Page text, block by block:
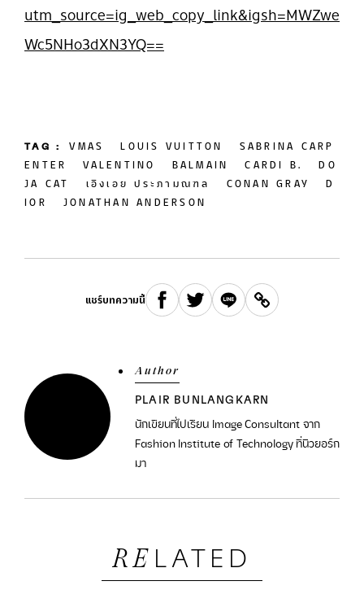
utm_source=ig_web_copy_link&igsh=MWZwe
Wc5NHo3dXN3YQ==
TAG : VMAS LOUIS VUITTON SABRINA CARP
ENTER VALENTINO BALMAIN CARDI B. DO
JA CAT เอิงเอย ประภามณฑล CONAN GRAY D
IOR JONATHAN ANDERSON
แชร์บทความนี้
Author
PLAIR BUNLANGKARN
นักเขียนที่ไปเรียน Image Consultant จาก
Fashion Institute of Technology ที่นิวยอร์ก
มา
RE LATED